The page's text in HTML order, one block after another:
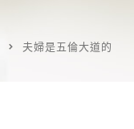
夫婦是五倫大道的